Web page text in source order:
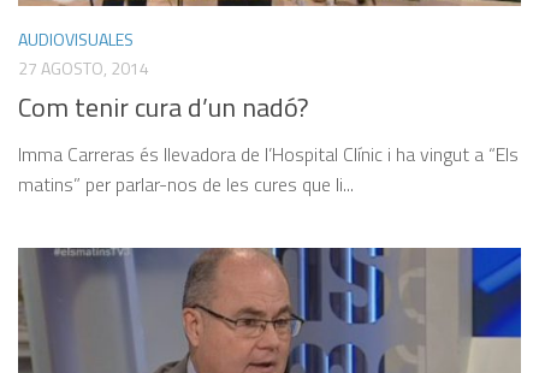
AUDIOVISUALES
27 AGOSTO, 2014
Com tenir cura d’un nadó?
Imma Carreras és llevadora de l’Hospital Clínic i ha vingut a “Els
matins” per parlar-nos de les cures que li...